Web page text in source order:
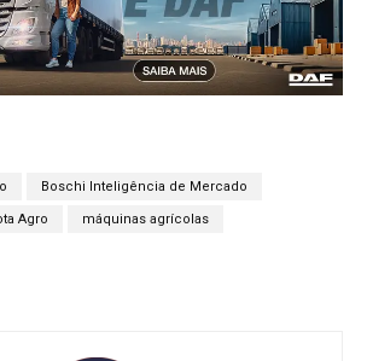
Boschi Inteligência de Mercado
Agro máquinas agrícolas